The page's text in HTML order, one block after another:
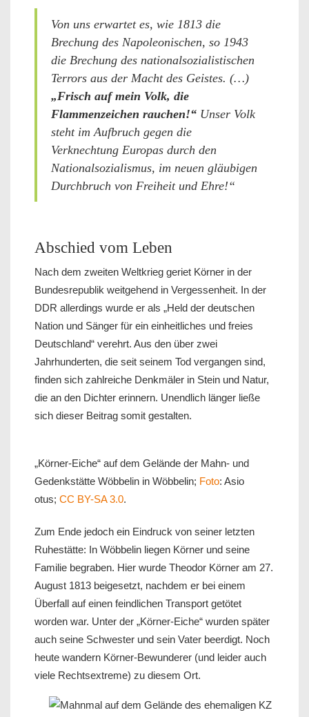
Von uns erwartet es, wie 1813 die
Brechung des Napoleonischen, so 1943
die Brechung des nationalsozialistischen
Terrors aus der Macht des Geistes. (…)
„Frisch auf mein Volk, die
Flammenzeichen rauchen!“ Unser Volk
steht im Aufbruch gegen die
Verknechtung Europas durch den
Nationalsozialismus, im neuen gläubigen
Durchbruch von Freiheit und Ehre!“
Abschied vom Leben
Nach dem zweiten Weltkrieg geriet Körner in der
Bundesrepublik weitgehend in Vergessenheit. In der
DDR allerdings wurde er als „Held der deutschen
Nation und Sänger für ein einheitliches und freies
Deutschland“ verehrt. Aus den über zwei
Jahrhunderten, die seit seinem Tod vergangen sind,
finden sich zahlreiche Denkmäler in Stein und Natur,
die an den Dichter erinnern. Unendlich länger ließe
sich dieser Beitrag somit gestalten.
„Körner-Eiche“ auf dem Gelände der Mahn- und
Gedenkstätte Wöbbelin in Wöbbelin; Foto: Asio
otus; CC BY-SA 3.0.
Zum Ende jedoch ein Eindruck von seiner letzten
Ruhestätte: In Wöbbelin liegen Körner und seine
Familie begraben. Hier wurde Theodor Körner am 27.
August 1813 beigesetzt, nachdem er bei einem
Überfall auf einen feindlichen Transport getötet
worden war. Unter der „Körner-Eiche“ wurden später
auch seine Schwester und sein Vater beerdigt. Noch
heute wandern Körner-Bewunderer (und leider auch
viele Rechtsextreme) zu diesem Ort.